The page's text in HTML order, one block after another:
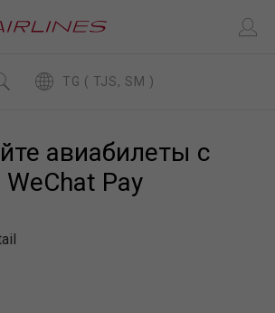
TG ( TJS, SM )
авиабилеты с
Pay